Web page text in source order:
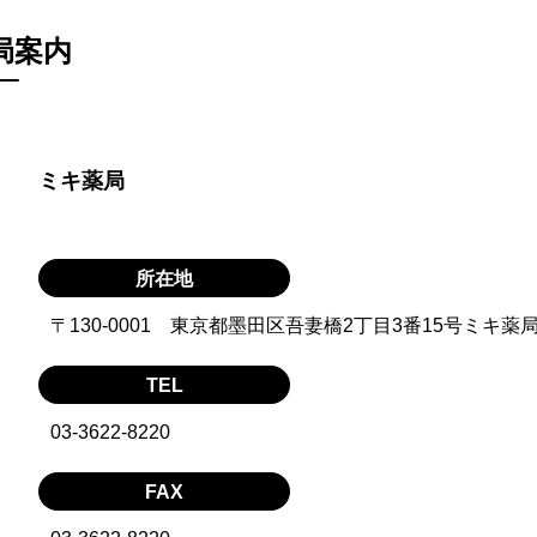
案内
ミキ薬局
所在地
〒130-0001 東京都墨田区吾妻橋2丁目3番15号ミキ薬局
TEL
03-3622-8220
FAX